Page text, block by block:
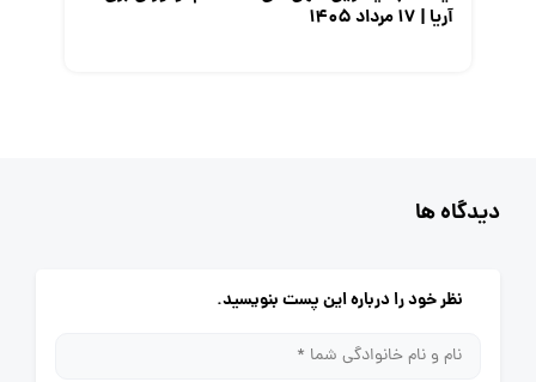
آریا | ۱۷ مرداد ۱۴۰۵
دیدگاه ها
نظر خود را درباره این پست بنویسید.